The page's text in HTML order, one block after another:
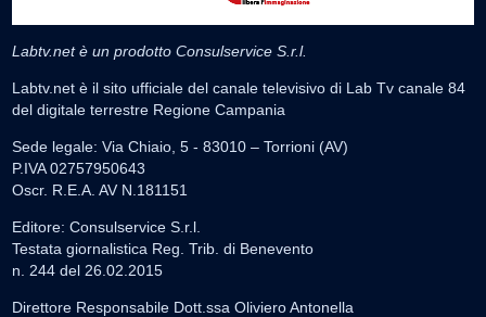
Labtv.net è un prodotto Consulservice S.r.l.
Labtv.net è il sito ufficiale del canale televisivo di Lab Tv canale 84
del digitale terrestre Regione Campania
Sede legale: Via Chiaio, 5 - 83010 – Torrioni (AV)
P.IVA 02757950643
Oscr. R.E.A. AV N.181151
Editore: Consulservice S.r.l.
Testata giornalistica Reg. Trib. di Benevento
n. 244 del 26.02.2015
Direttore Responsabile Dott.ssa Oliviero Antonella